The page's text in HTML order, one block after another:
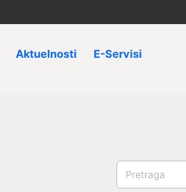
Aktuelnosti E-Servisi